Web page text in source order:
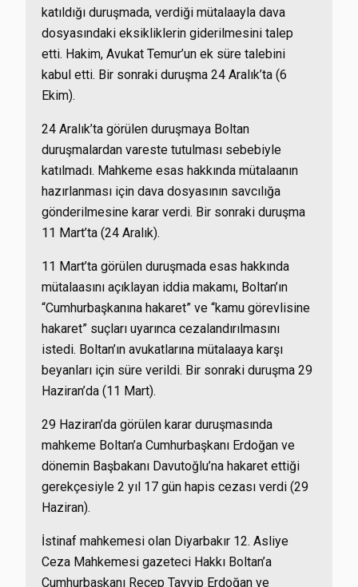
katıldığı duruşmada, verdiği mütalaayla dava
dosyasındaki eksikliklerin giderilmesini talep
etti. Hakim, Avukat Temur’un ek süre talebini
kabul etti. Bir sonraki duruşma 24 Aralık’ta (6
Ekim).
24 Aralık’ta görülen duruşmaya Boltan
duruşmalardan vareste tutulması sebebiyle
katılmadı. Mahkeme esas hakkında mütalaanın
hazırlanması için dava dosyasının savcılığa
gönderilmesine karar verdi. Bir sonraki duruşma
11 Mart’ta (24 Aralık).
11 Mart’ta görülen duruşmada esas hakkında
mütalaasını açıklayan iddia makamı, Boltan’ın
“Cumhurbaşkanına hakaret” ve “kamu görevlisine
hakaret” suçları uyarınca cezalandırılmasını
istedi. Boltan’ın avukatlarına mütalaaya karşı
beyanları için süre verildi. Bir sonraki duruşma 29
Haziran’da (11 Mart).
29 Haziran’da görülen karar duruşmasında
mahkeme Boltan’a Cumhurbaşkanı Erdoğan ve
dönemin Başbakanı Davutoğlu’na hakaret ettiği
gerekçesiyle 2 yıl 17 gün hapis cezası verdi (29
Haziran).
İstinaf mahkemesi olan Diyarbakır 12. Asliye
Ceza Mahkemesi gazeteci Hakkı Boltan’a
Cumhurbaşkanı Recep Tayyip Erdoğan ve